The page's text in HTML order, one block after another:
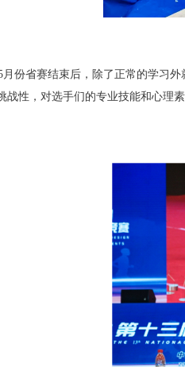
份省赛结束后，除了正常的学习外
战性，对选手们的专业技能和心理素